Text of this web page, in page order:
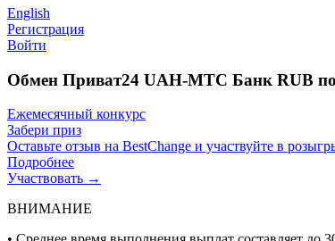
English
Регистрация
Войти
Обмен Приват24 UAH-МТС Банк RUB
Ежемесячный конкурс
Забери приз
Оставьте отзыв на BestChange и участвуйте в
Подробнее
Участвовать →
ВНИМАНИЕ